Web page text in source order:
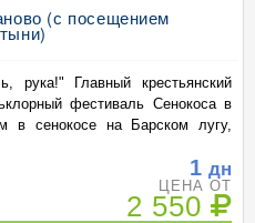
(с посещением
рука!" Главный крестьянский
фестиваль Сенокоса в
в сенокосе на Барском лугу,
1 дн
ЦЕНА ОТ
2 550